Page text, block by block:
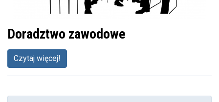
Doradztwo zawodowe
Czytaj więcej!